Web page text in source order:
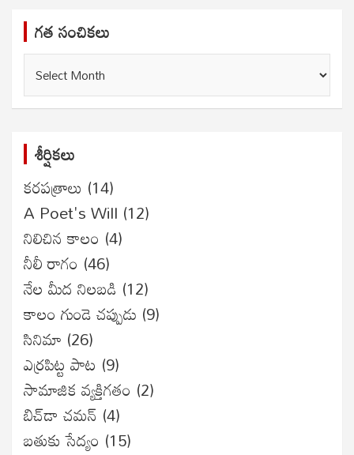
గత సంచికలు
గత
సంచికలు
శీర్షికలు
కరపత్రాలు (14)
A Poet's Will (12)
నిలిచిన కాలం (4)
నీలీ రాగం (46)
నేల మీద నిలబడి (12)
కాలం గుండె చప్పుడు (9)
సినిమా (26)
ఎర్రపిట్ట పాట (9)
సామాజిక వ్యక్తిగతం (2)
బిచ్‌డా చమన్ (4)
బతుకు సేద్యం (15)